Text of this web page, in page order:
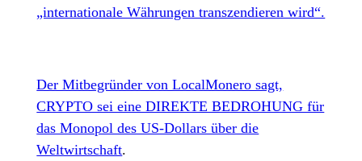
„internationale Währungen transzendieren wird“.
Der Mitbegründer von LocalMonero sagt,
CRYPTO sei eine DIREKTE BEDROHUNG für
das Monopol des US-Dollars über die
Weltwirtschaft.